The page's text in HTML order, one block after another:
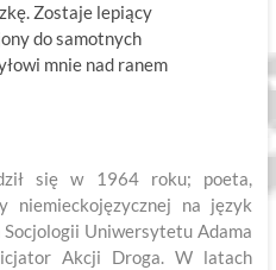
Zostaje lepiący
do samotnych
mnie nad ranem
się w 1964 roku; poeta,
niemieckojęzycznej na język
Uniwersytetu Adama
Akcji Droga. W latach